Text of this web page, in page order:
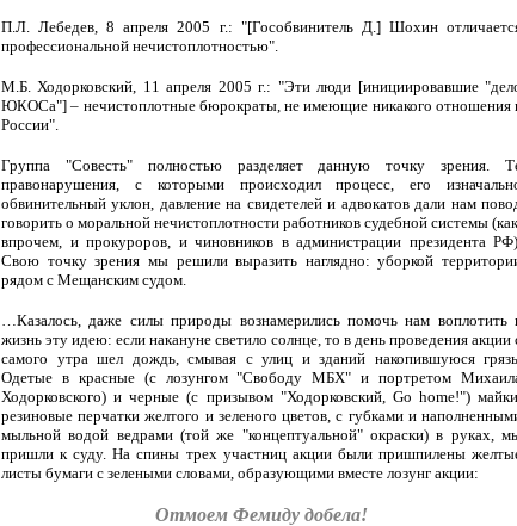
П.Л. Лебедев, 8 апреля 2005 г.: "[Гособвинитель Д.] Шохин
профессиональной нечистоплотностью".
М.Б. Ходорковский, 11 апреля 2005 г.: "Эти люди [инициировавшие
ЮКОСа"] – нечистоплотные бюрократы, не имеющие никакого отношения
России".
Группа "Совесть" полностью разделяет данную точку зрения.
правонарушения, с которыми происходил процесс, его
обвинительный уклон, давление на свидетелей и адвокатов дали нам
говорить о моральной нечистоплотности работников судебной системы
впрочем, и прокуроров, и чиновников в администрации президента
Свою точку зрения мы решили выразить наглядно: уборкой
рядом с Мещанским судом.
…Казалось, даже силы природы вознамерились помочь нам воплотить
жизнь эту идею: если накануне светило солнце, то в день проведения акции
самого утра шел дождь, смывая с улиц и зданий накопившуюся
Одетые в красные (с лозунгом "Свободу МБХ" и портретом
Ходорковского) и черные (с призывом "Ходорковский, Go home!")
резиновые перчатки желтого и зеленого цветов, с губками и
мыльной водой ведрами (той же "концептуальной" окраски) в руках,
пришли к суду. На спины трех участниц акции были пришпилены
листы бумаги с зелеными словами, образующими вместе лозунг акции:
Отмоем Фемиду добела!